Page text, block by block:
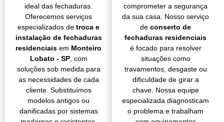
ideal das fechaduras.
Oferecemos serviços
especializados de troca e
instalação de fechaduras
residenciais em Monteiro
Lobato - SP, com
soluções sob medida para
as necessidades de cada
cliente. Substituímos
modelos antigos ou
danificadas por sistemas
comprometer a segurança
da sua casa. Nosso serviço
de conserto de
fechaduras residenciais
é focado para resolver
situações como
travamentos, desgaste ou
dificuldade de girar a
chave. Nossa equipe
especializada diagnosticam
o problema e trabalham